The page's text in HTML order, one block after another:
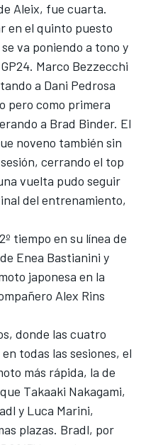
Aleix, fue cuarta.
en el quinto puesto
va poniendo a tono y
Marco Bezzecchi
a Dani Pedrosa
pero como primera
a Brad Binder. El
noveno también sin
cerrando el top
vuelta pudo seguir
del entrenamiento,
tiempo en su línea de
Enea Bastianini y
japonesa en la
Alex Rins
donde las cuatro
todas las sesiones, el
más rápida, la de
Takaaki Nakagami,
y Luca Marini,
plazas. Bradl, por